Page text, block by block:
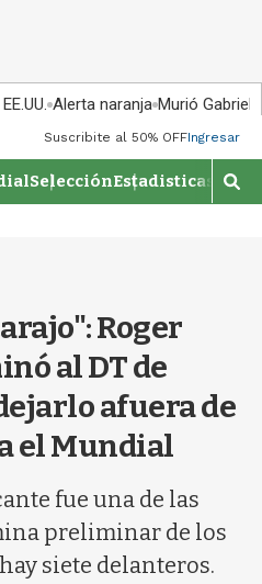
Alerta naranja Murió Gabriel
Suscribite al 50% OFFIngresar
SelecciónEstadisticas
M
o
q
Roger
al DT de
afuera de
el Mundial
fue una de las
preliminar de los
siete delanteros.